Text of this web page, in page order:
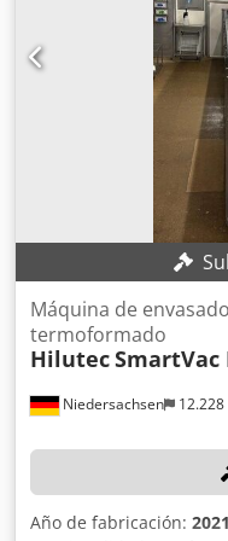
embalajes en film
fácil de usar, por lo que
variedad de productos
alimentario. •
motores sin escobillas
en color de 7” •
128 recetas incluyendo
producto rápidos •
Cambios de producto
máximas del producto:
de la máquina: 2.480 x
aire comprimido!
ambos lados de la
iluminación
Niedersachsen
Máquina de
termoformado
HilutecSmartVac
Año de fabricación: 2021